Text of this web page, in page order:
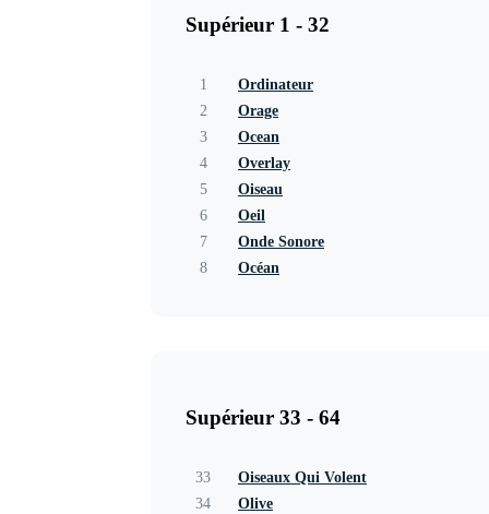
Supérieur 1 - 32
1
Ordinateur
2
Orage
3
Ocean
4
Overlay
5
Oiseau
6
Oeil
7
Onde Sonore
8
Océan
Supérieur 33 - 64
33
Oiseaux Qui Volent
34
Olive